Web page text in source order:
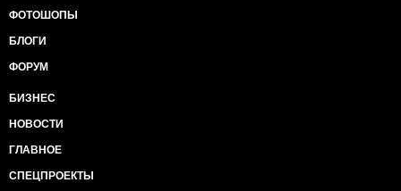
ФОТОШОПЫ
БЛОГИ
ФОРУМ
БИЗНЕС
НОВОСТИ
ГЛАВНОЕ
СПЕЦПРОЕКТЫ